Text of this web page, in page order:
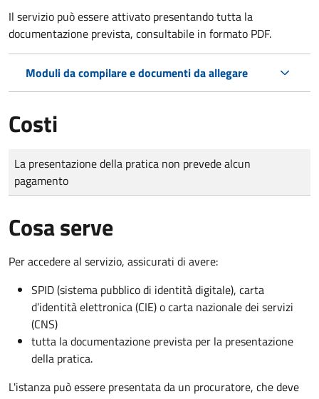
Il servizio può essere attivato presentando tutta la
documentazione prevista, consultabile in formato PDF.
Moduli da compilare e documenti da allegare
Costi
Tipo di pagamento
Importo
La presentazione della pratica non prevede alcun
pagamento
Cosa serve
Per accedere al servizio, assicurati di avere:
SPID (sistema pubblico di identità digitale), carta
d’identità elettronica (CIE) o carta nazionale dei servizi
(CNS)
tutta la documentazione prevista per la presentazione
della pratica.
L'istanza può essere presentata da un procuratore, che deve